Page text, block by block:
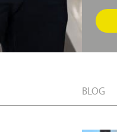
BLOG